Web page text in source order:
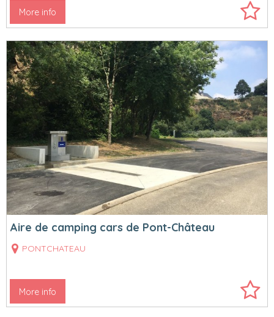
More info
Aire de camping cars de Pont-Château
PONTCHATEAU
More info